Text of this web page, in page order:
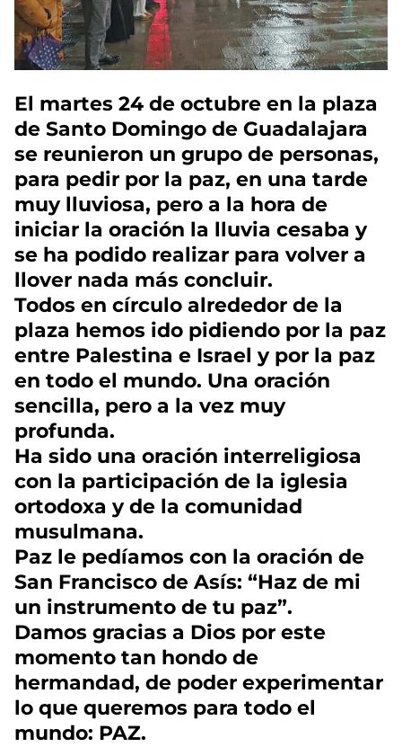
El martes 24 de octubre en la plaza
de Santo Domingo de Guadalajara
se reunieron un grupo de personas,
para pedir por la paz, en una tarde
muy lluviosa, pero a la hora de
iniciar la oración la lluvia cesaba y
se ha podido realizar para volver a
llover nada más concluir.
Todos en círculo alrededor de la
plaza hemos ido pidiendo por la paz
entre Palestina e Israel y por la paz
en todo el mundo. Una oración
sencilla, pero a la vez muy
profunda.
Ha sido una oración interreligiosa
con la participación de la iglesia
ortodoxa y de la comunidad
musulmana.
Paz le pedíamos con la oración de
San Francisco de Asís: “Haz de mi
un instrumento de tu paz”.
Damos gracias a Dios por este
momento tan hondo de
hermandad, de poder experimentar
lo que queremos para todo el
mundo: PAZ.